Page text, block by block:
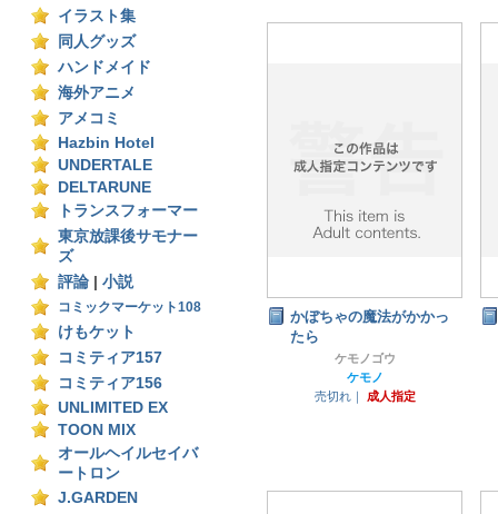
イラスト集
同人グッズ
ハンドメイド
海外アニメ
アメコミ
Hazbin Hotel
UNDERTALE
DELTARUNE
トランスフォーマー
東京放課後サモナー
ズ
評論
小説
コミックマーケット108
けもケット
コミティア157
コミティア156
UNLIMITED EX
TOON MIX
オールヘイルセイバ
ートロン
J.GARDEN
かぼちゃの魔法がかかっ
たら
ケモノゴウ
ケモノ
売切れ｜
成人指定